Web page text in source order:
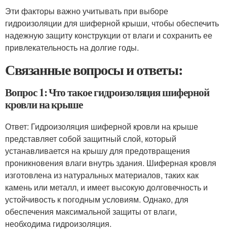
Эти факторы важно учитывать при выборе
гидроизоляции для шиферной крыши, чтобы обеспечить
надежную защиту конструкции от влаги и сохранить ее
привлекательность на долгие годы.
Связанные вопросы и ответы:
Вопрос 1: Что такое гидроизоляция шиферной
кровли на крыше
Ответ: Гидроизоляция шиферной кровли на крыше
представляет собой защитный слой, который
устанавливается на крышу для предотвращения
проникновения влаги внутрь здания. Шиферная кровля
изготовлена из натуральных материалов, таких как
камень или металл, и имеет высокую долговечность и
устойчивость к погодным условиям. Однако, для
обеспечения максимальной защиты от влаги,
необходима гидроизоляция.